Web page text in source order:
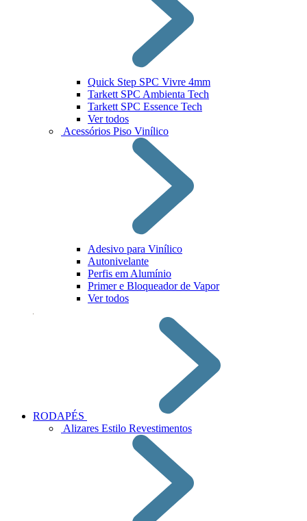
Quick Step SPC Vivre 4mm
Tarkett SPC Ambienta Tech
Tarkett SPC Essence Tech
Ver todos
Acessórios Piso Vinílico
Adesivo para Vinílico
Autonivelante
Perfis em Alumínio
Primer e Bloqueador de Vapor
Ver todos
RODAPÉS
Alizares Estilo Revestimentos